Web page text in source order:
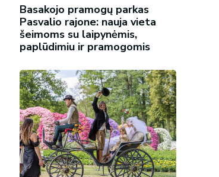
Basakojo pramogų parkas
Pasvalio rajone: nauja vieta
šeimoms su laipynėmis,
paplūdimiu ir pramogomis